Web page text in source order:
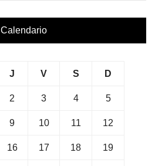
Calendario
J V S D
2 3 4 5
9 10 11 12
16 17 18 19